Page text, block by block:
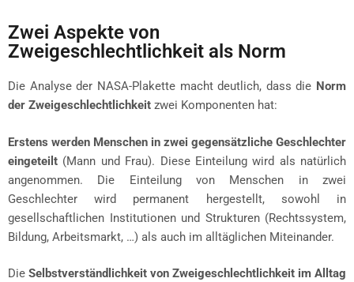
Zwei Aspekte von
Zweigeschlechtlichkeit als Norm
Die Analyse der NASA-Plakette macht deutlich, dass die Norm
der Zweigeschlechtlichkeit zwei Komponenten hat:
Erstens werden Menschen in zwei gegensätzliche Geschlechter
eingeteilt (Mann und Frau). Diese Einteilung wird als natürlich
angenommen. Die Einteilung von Menschen in zwei
Geschlechter wird permanent hergestellt, sowohl in
gesellschaftlichen Institutionen und Strukturen (Rechtssystem,
Bildung, Arbeitsmarkt, …) als auch im alltäglichen Miteinander.
Die Selbstverständlichkeit von Zweigeschlechtlichkeit im Alltag